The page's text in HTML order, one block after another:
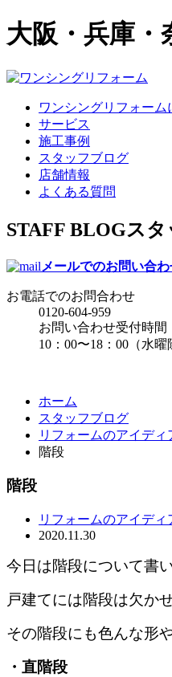
大阪・兵庫
ワンシングリフォーム
サービス
施工事例
スタッフブログ
店舗情報
よくある質問
STAFF BLOGスタ
メールでのお問い合
お電話でのお問合わせ
0120-604-959
お問い合わせ受付時間
10：00〜18：00（水曜
ホーム
スタッフブログ
リフォームのアイディ
階段
階段
リフォームのアイディ
2020.11.30
今日は階段について書
戸建てには階段は欠か
その階段にも色んな形
・直階段